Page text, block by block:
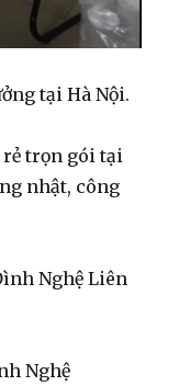
tại Hà Nội.
rẻ trọn gói tại
nhật, công
Nghệ Liên
Nghệ